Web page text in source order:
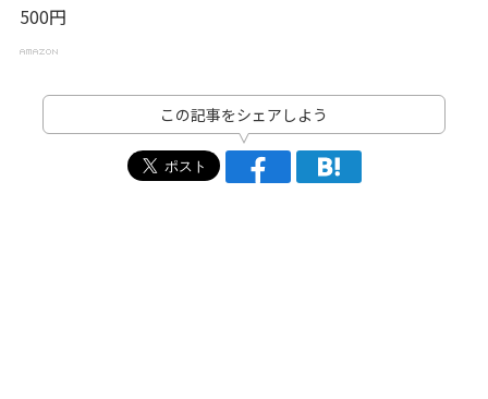
500円
この記事をシェアしよう